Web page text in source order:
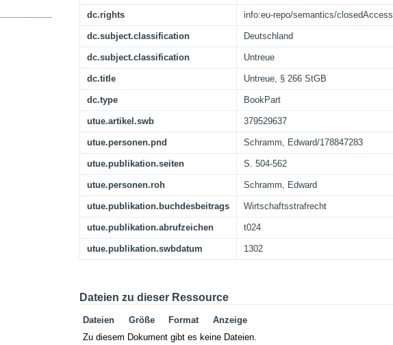
dc.rights info:eu-repo/semantics/closedAccess
dc.subject.classification Deutschland
dc.subject.classification Untreue
dc.title Untreue, § 266 StGB
dc.type BookPart
utue.artikel.swb 379529637
utue.personen.pnd Schramm, Edward/178847283
utue.publikation.seiten S. 504-562
utue.personen.roh Schramm, Edward
utue.publikation.buchdesbeitrags Wirtschaftsstrafrecht
utue.publikation.abrufzeichen t024
utue.publikation.swbdatum 1302
Dateien zu dieser Ressource
Dateien Größe Format
Anzeige
Zu diesem Dokument gibt es keine Dateien.